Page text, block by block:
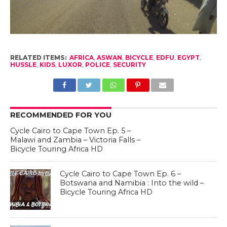
RELATED ITEMS: AFRICA, ASWAN BICYCLE, EDFU EGYPT
HUSSLE, KIDS, LUXOR POLICE, SECURITY
RECOMMENDED FOR YOU
Cycle Cairo to Cape Town Ep. 5 –
Malawi and Zambia – Victoria Falls –
Bicycle Touring Africa HD
Cycle Cairo to Cape Town Ep. 6 –
Botswana and Namibia : Into the wild –
Bicycle Touring Africa HD